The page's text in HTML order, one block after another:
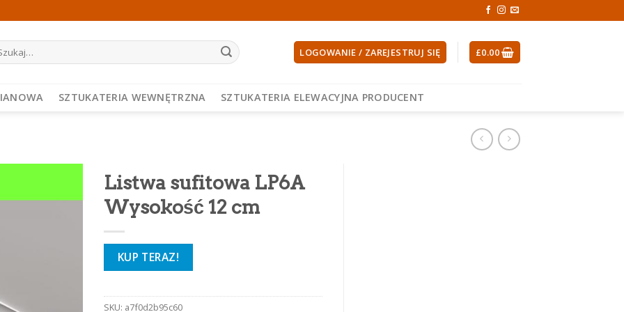
LOGOWANIE / ZAREJESTRUJ SIĘ £0.00
SZTUKATERIA WEWNĘTRZNA SZTUKATERIA ELEWACYJNA PRODUCENT
Listwa sufitowa LP6A
Wysokość 12 cm
KUP TERAZ!
SKU: a7f0d2b95c60